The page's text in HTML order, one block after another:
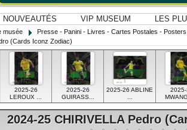
NOUVEAUTÉS VIP MUSEUM LES
musée
Presse - Panini - Livres - Cartes Postales -
(Cards Iconz Zodiac)
2025-26
LEROUX ...
2025-26
GUIRASS...
2025-26 ABLINE
2024-25 CHIRIVELLA Pedro